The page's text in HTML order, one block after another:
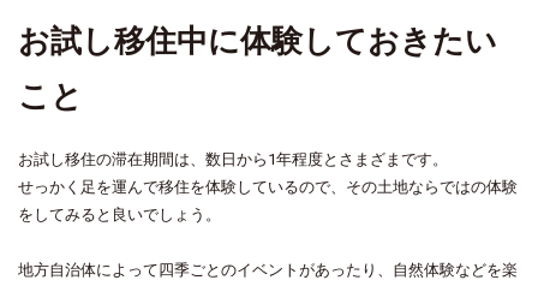
お試し移住中に体験しておきたい
こと
お試し移住の滞在期間は、数日から1年程度とさまざまです。
せっかく足を運んで移住を体験しているので、その土地ならではの体験
をしてみると良いでしょう。
地方自治体によって四季ごとのイベントがあったり、自然体験などを楽